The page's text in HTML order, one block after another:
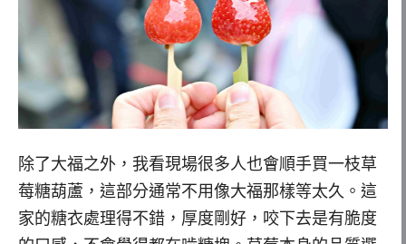
除了大福之外，我看現場很多人也會順手買一枝草
莓糖葫蘆，這部分通常不用像大福那樣等太久。這
家的糖衣處理得不錯，厚度剛好，咬下去是有脆度